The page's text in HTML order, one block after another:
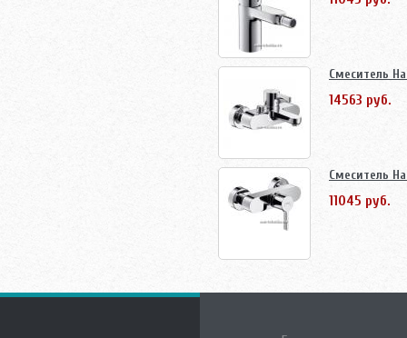
Смеситель
14563 руб.
Смеситель
11045 руб.